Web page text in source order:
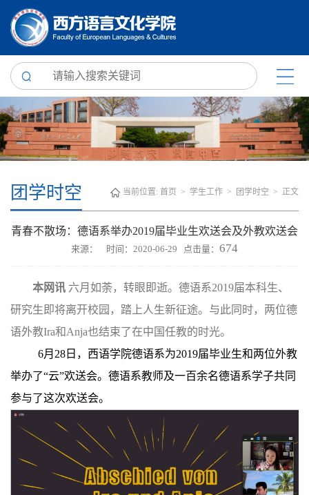
当前位置: 首页 > 学生工作 > 团学时空 > 正文
团学时空
青春不散场：德语系举办2019届毕业生欢送会及外教欢送会
来源： 时间：2020-06-29 点击量： 674
本网讯 六月如荼，转眼即逝。德语系2019届本科生、
研究生即将离开校园，踏上人生新征途。与此同时，两位德
语外教Ira和Anja也结束了在中国任教的时光。
6月28日，西语学院德语系为2019届毕业生和两位外教
举办了“云”欢送会。德语系教师及一百余名德语系学子共同
参与了这次欢送会。